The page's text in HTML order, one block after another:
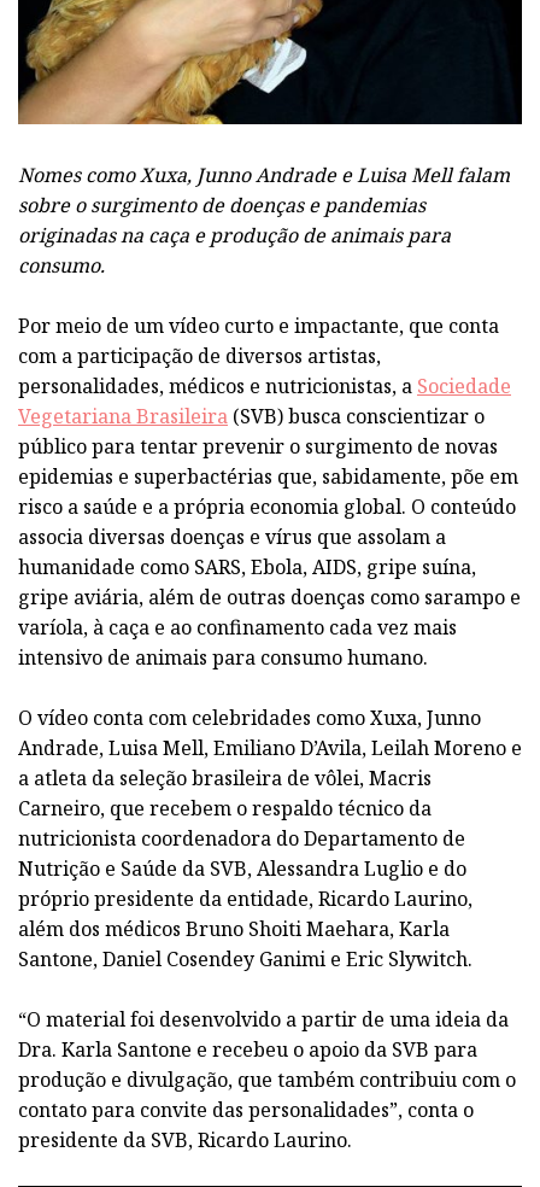
Nomes como Xuxa, Junno Andrade e Luisa Mell falam
sobre o surgimento de doenças e pandemias
originadas na caça e produção de animais para
consumo.
Por meio de um vídeo curto e impactante, que conta
com a participação de diversos artistas,
personalidades, médicos e nutricionistas, a Sociedade
Vegetariana Brasileira (SVB) busca conscientizar o
público para tentar prevenir o surgimento de novas
epidemias e superbactérias que, sabidamente, põe em
risco a saúde e a própria economia global. O conteúdo
associa diversas doenças e vírus que assolam a
humanidade como SARS, Ebola, AIDS, gripe suína,
gripe aviária, além de outras doenças como sarampo e
varíola, à caça e ao confinamento cada vez mais
intensivo de animais para consumo humano.
O vídeo conta com celebridades como Xuxa, Junno
Andrade, Luisa Mell, Emiliano D’Avila, Leilah Moreno e
a atleta da seleção brasileira de vôlei, Macris
Carneiro, que recebem o respaldo técnico da
nutricionista coordenadora do Departamento de
Nutrição e Saúde da SVB, Alessandra Luglio e do
próprio presidente da entidade, Ricardo Laurino,
além dos médicos Bruno Shoiti Maehara, Karla
Santone, Daniel Cosendey Ganimi e Eric Slywitch.
“O material foi desenvolvido a partir de uma ideia da
Dra. Karla Santone e recebeu o apoio da SVB para
produção e divulgação, que também contribuiu com o
contato para convite das personalidades”, conta o
presidente da SVB, Ricardo Laurino.